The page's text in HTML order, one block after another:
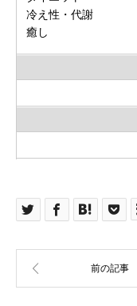
冷え性・代謝
癒し